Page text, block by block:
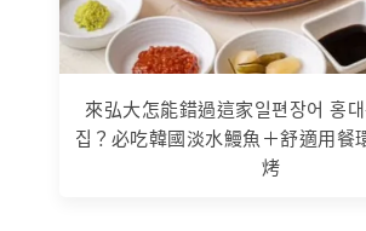
來弘大怎能錯過這家일편장어 홍
집？必吃韓國淡水鰻魚＋舒適用餐
烤